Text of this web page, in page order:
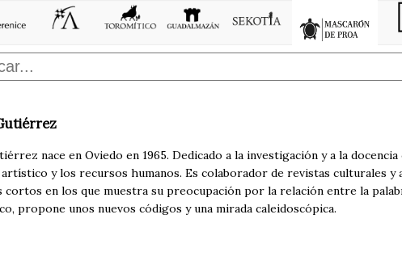
nace en Oviedo en 1965. Dedicado a la investigación y a la
artístico y los recursos humanos. Es colaborador de revistas culturales
en los que muestra su preocupación por la relación entre la
propone unos nuevos códigos y una mirada caleidoscópica.